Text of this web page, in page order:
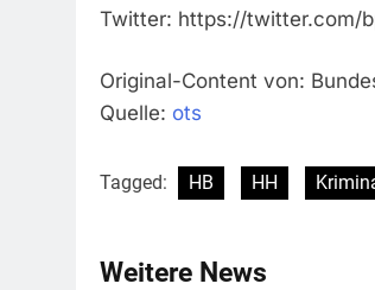
Twitter: https://twitter.com/
Original-Content von:
Quelle: ots
Tagged: HB HH
Weitere News